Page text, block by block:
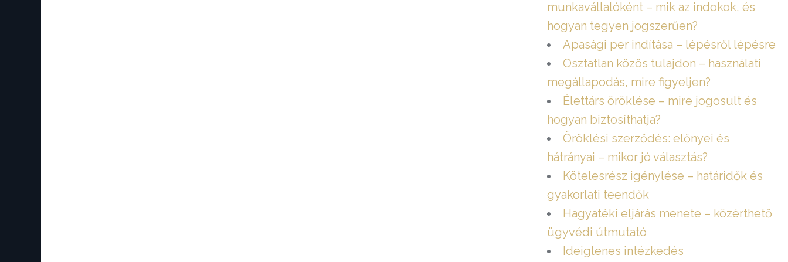
munkavállalóként – mik az indokok, és
hogyan tegyen jogszerűen?
Apasági per indítása – lépésről lépésre
Osztatlan közös tulajdon – használati
megállapodás, mire figyeljen?
Élettárs öröklése – mire jogosult és
hogyan biztosíthatja?
Öröklési szerződés: előnyei és
hátrányai – mikor jó választás?
Kötelesrész igénylése – határidők és
gyakorlati teendők
Hagyatéki eljárás menete – közérthető
ügyvédi útmutató
Ideiglenes intézkedés